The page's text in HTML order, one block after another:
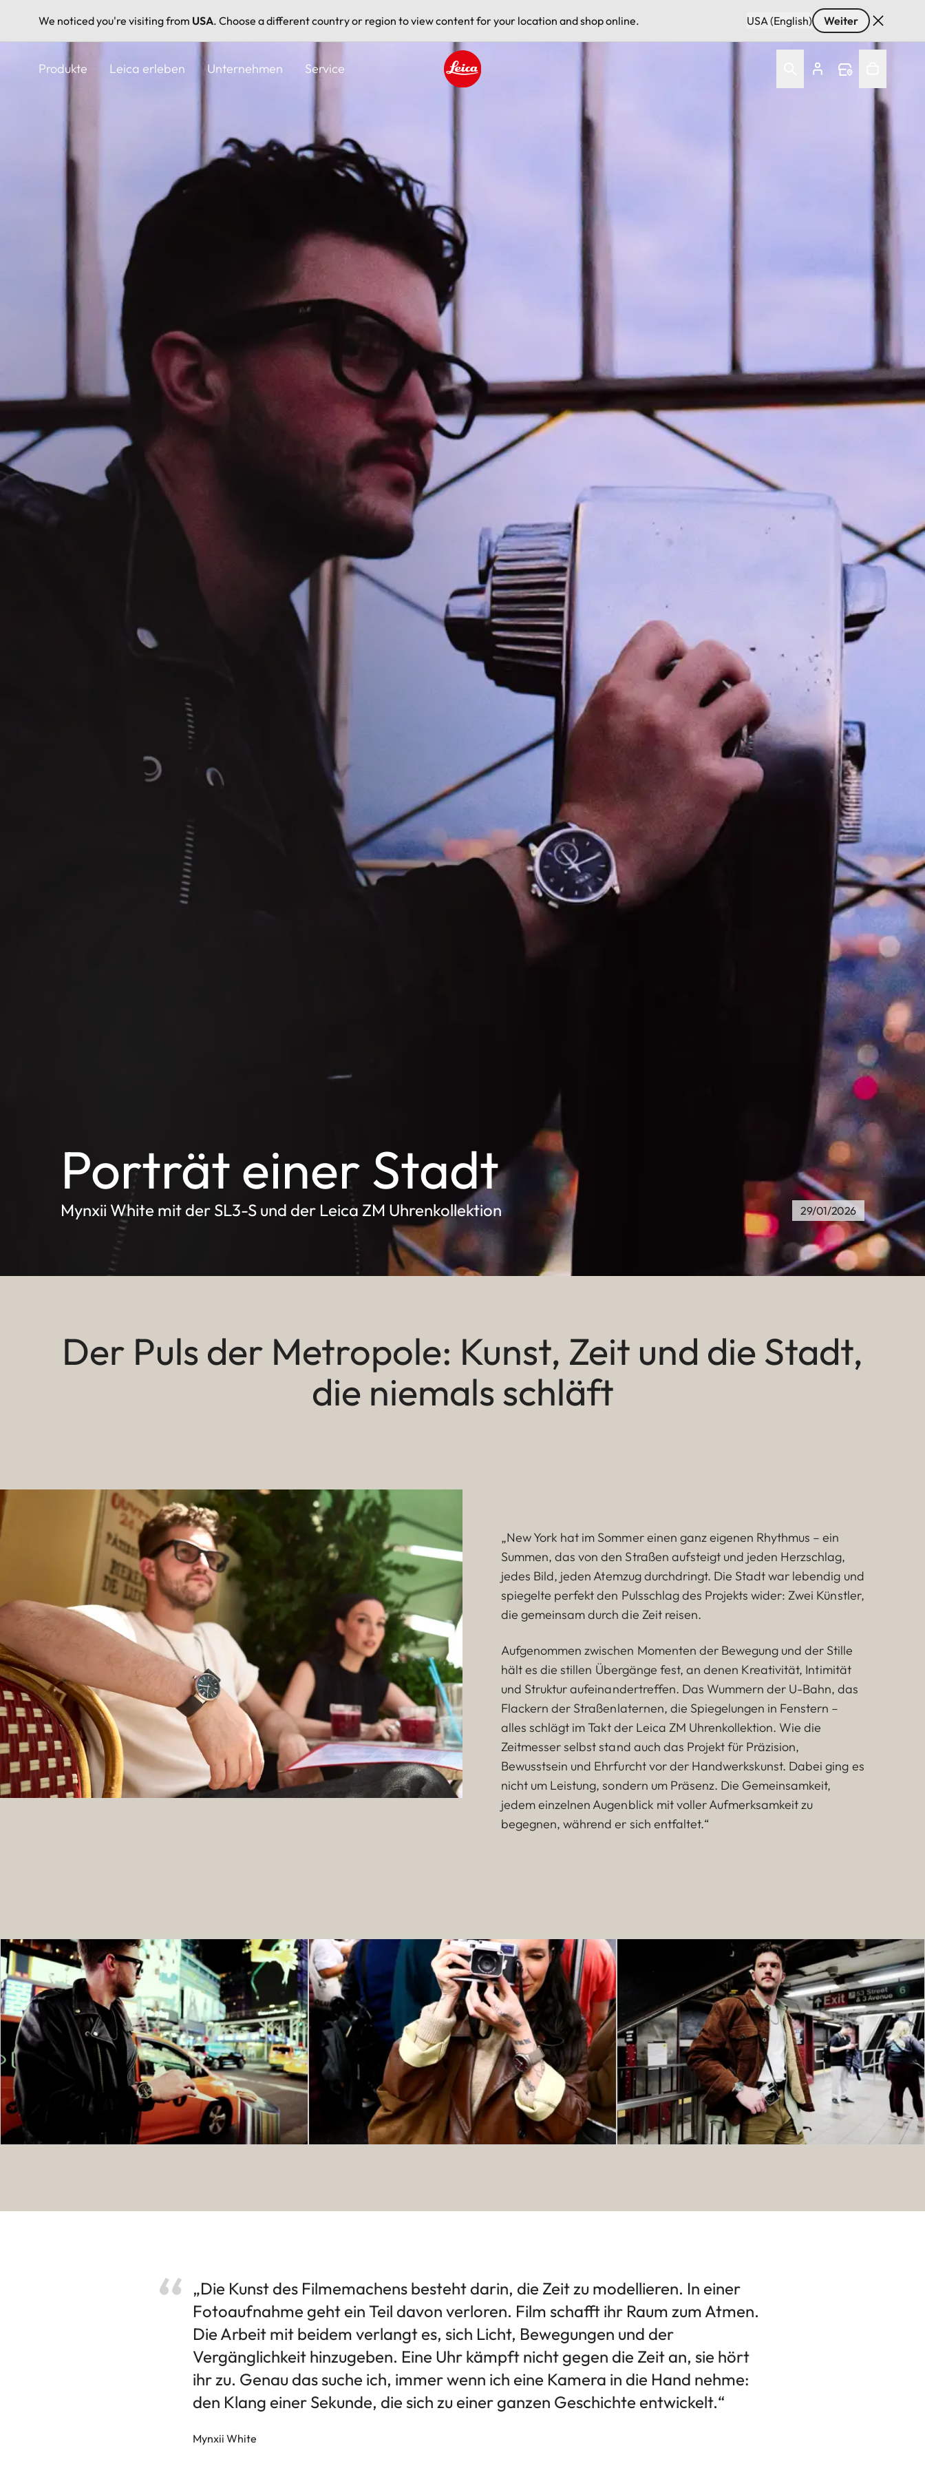
We noticed you're visiting from USA. Choose a different country or region to view content for your location and shop online. USA (English) Weiter
Produkte Leica erleben Unternehmen Service
Porträt einer Stadt
Mynxii White mit der SL3-S und der Leica ZM Uhrenkollektion 29/01/2026
Der Puls der Metropole: Kunst, Zeit und die Stadt,
die niemals schläft
„New York hat im Sommer einen ganz eigenen Rhythmus – ein
Summen, das von den Straßen aufsteigt und jeden Herzschlag,
jedes Bild, jeden Atemzug durchdringt. Die Stadt war lebendig und
spiegelte perfekt den Pulsschlag des Projekts wider: Zwei Künstler,
die gemeinsam durch die Zeit reisen.
Aufgenommen zwischen Momenten der Bewegung und der Stille
hält es die stillen Übergänge fest, an denen Kreativität, Intimität
und Struktur aufeinandertreffen. Das Wummern der U-Bahn, das
Flackern der Straßenlaternen, die Spiegelungen in Fenstern –
alles schlägt im Takt der Leica ZM Uhrenkollektion. Wie die
Zeitmesser selbst stand auch das Projekt für Präzision,
Bewusstsein und Ehrfurcht vor der Handwerkskunst. Dabei ging es
nicht um Leistung, sondern um Präsenz. Die Gemeinsamkeit,
jedem einzelnen Augenblick mit voller Aufmerksamkeit zu
begegnen, während er sich entfaltet.“
„Die Kunst des Filmemachens besteht darin, die Zeit zu modellieren. In einer
Fotoaufnahme geht ein Teil davon verloren. Film schafft ihr Raum zum Atmen.
Die Arbeit mit beidem verlangt es, sich Licht, Bewegungen und der
Vergänglichkeit hinzugeben. Eine Uhr kämpft nicht gegen die Zeit an, sie hört
ihr zu. Genau das suche ich, immer wenn ich eine Kamera in die Hand nehme:
den Klang einer Sekunde, die sich zu einer ganzen Geschichte entwickelt.“
Mynxii White